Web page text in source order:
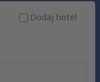
Dodaj hotel